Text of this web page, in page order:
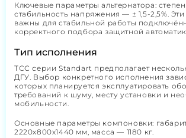
Ключевые параметры альтернатора:
стабильность напряжения — ± 1,5-2,5%. Эти
важны для стабильной работы
корректного подбора защитной
Тип исполнения
ТСС серии Standart предполагает
ДГУ. Выбор конкретного исполнения
которых планируется эксплуатировать
требований к шуму, месту установки и
мобильности.
Основные параметры компоновки:
2220х800х1440 мм, масса — 1180 кг.